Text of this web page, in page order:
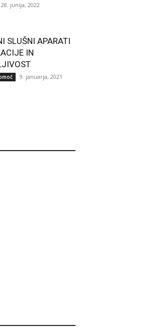
28. junija, 2022
SLUŠNI APARATI
IN
9. januarja, 2021